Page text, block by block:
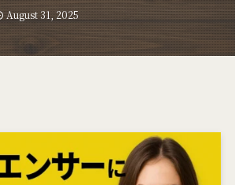
August 31, 2025